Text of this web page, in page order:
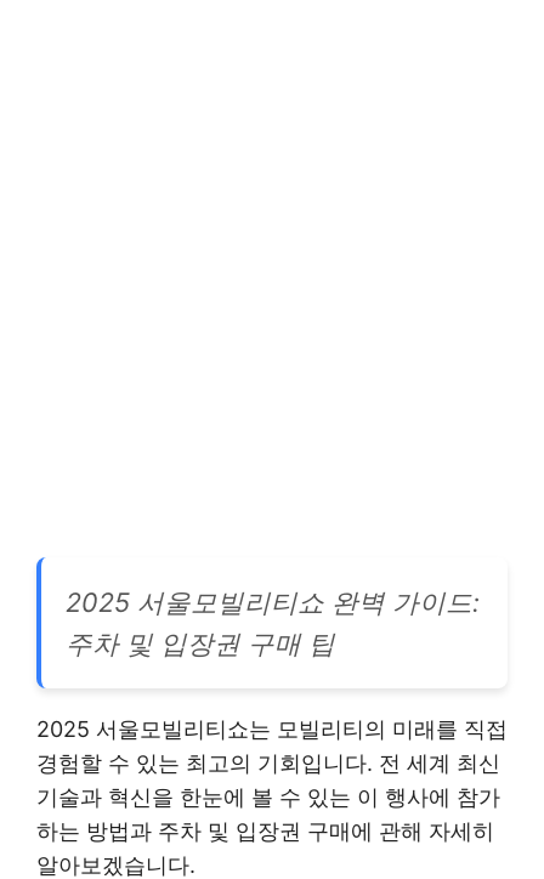
2025 서울모빌리티쇼 완벽 가이드:
주차 및 입장권 구매 팁
2025 서울모빌리티쇼는 모빌리티의 미래를 직접
경험할 수 있는 최고의 기회입니다. 전 세계 최신
기술과 혁신을 한눈에 볼 수 있는 이 행사에 참가
하는 방법과 주차 및 입장권 구매에 관해 자세히
알아보겠습니다.